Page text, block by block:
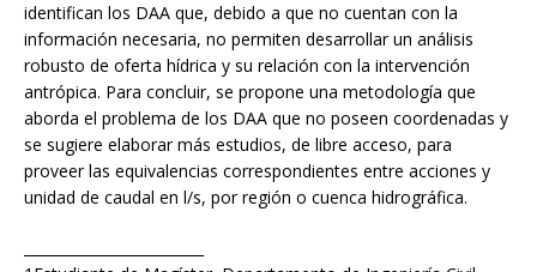
identifican los DAA que, debido a que no cuentan con la
información necesaria, no permiten desarrollar un análisis
robusto de oferta hídrica y su relación con la intervención
antrópica. Para concluir, se propone una metodología que
aborda el problema de los DAA que no poseen coordenadas y
se sugiere elaborar más estudios, de libre acceso, para
proveer las equivalencias correspondientes entre acciones y
unidad de caudal en l/s, por región o cuenca hidrográfica.